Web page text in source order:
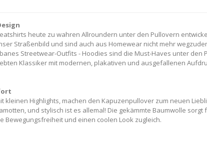
heute zu wahren Allroundern unter den Pullovern
Straßenbild und sind auch aus Homewear nicht mehr
Streetwear-Outfits - Hoodies sind die Must-Haves unter den
Klassiker mit modernen, plakativen und ausgefallenen
kleinen Highlights, machen den Kapuzenpullover zum neuen
und stylisch ist es allemal! Die gekämmte Baumwolle
Bewegungsfreiheit und einen coolen Look zugleich.